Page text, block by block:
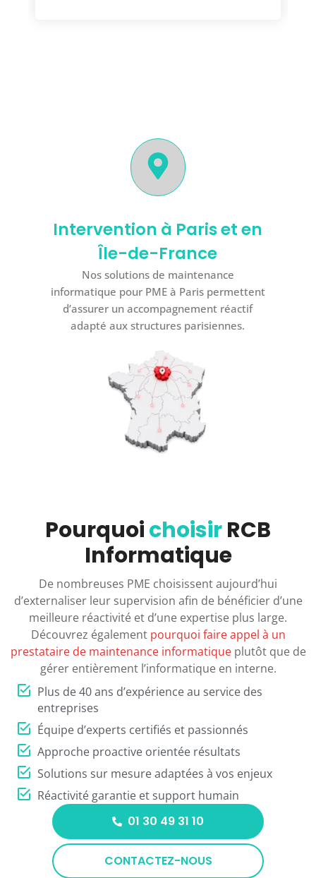
Intervention à Paris et en
Île-de-France
Nos solutions de maintenance
informatique pour PME à Paris permettent
d’assurer un accompagnement réactif
adapté aux structures parisiennes.
PourquoichoisirRCB
Informatique
De nombreuses PME choisissent aujourd’hui
d’externaliser leur supervision afin de bénéficier d’une
meilleure réactivité et d’une expertise plus large.
Découvrez également pourquoi faire appel à un
prestataire de maintenance informatiqueplutôt que de
gérer entièrement l’informatique en interne.
Plus de 40 ans d’expérience au service des
entreprises
Équipe d’experts certifiés et passionnés
Approche proactive orientée résultats
Solutions sur mesure adaptées à vos enjeux
Réactivité garantie et support humain
01 30 49 31 10
CONTACTEZ-NOUS